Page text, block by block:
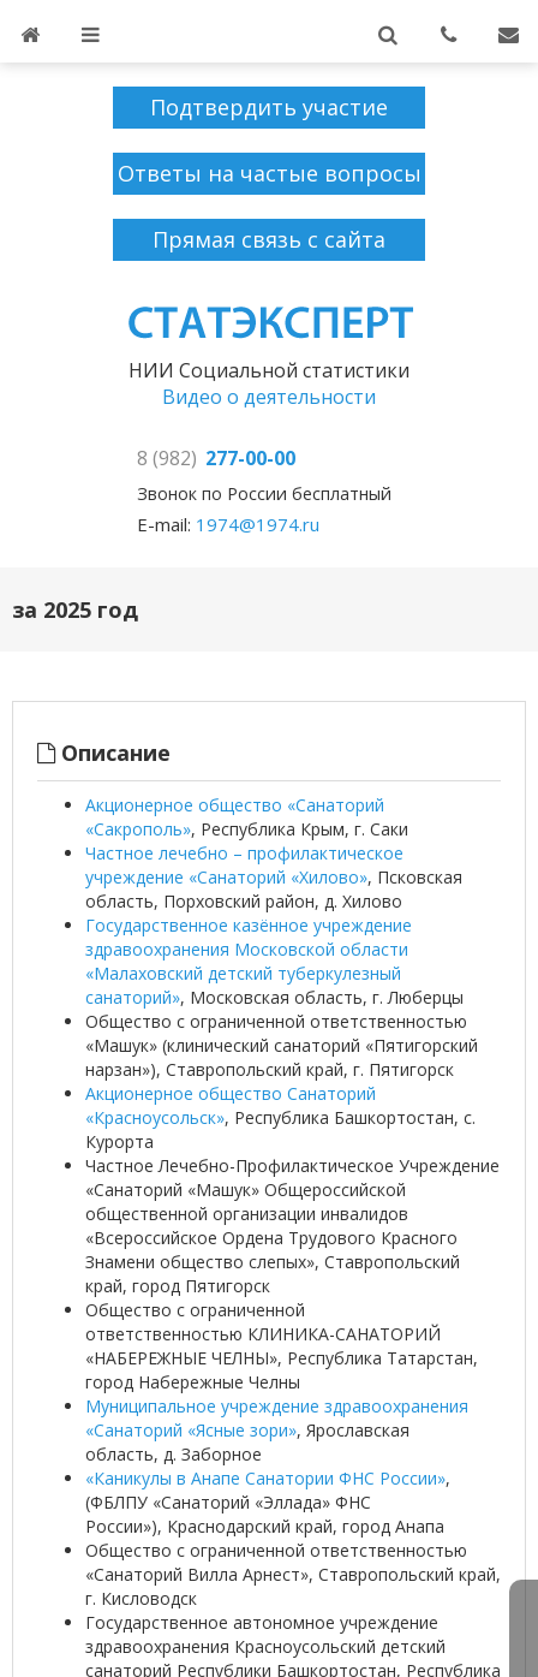
Подтвердить участие
Ответы на частые вопросы
Прямая связь с сайта
НИИ Социальной статистики
Видео о деятельности
8 (982) 277-00-00
Звонок по России бесплатный
E-mail: 1974@1974.ru
за 2025 год
Описание
Акционерное общество «Санаторий
«Сакрополь», Республика Крым, г. Саки
Частное лечебно – профилактическое
учреждение «Санаторий «Хилово», Псковская
область, Порховский район, д. Хилово
Государственное казённое учреждение
здравоохранения Московской области
«Малаховский детский туберкулезный
санаторий», Московская область, г. Люберцы
Общество с ограниченной ответственностью
«Машук» (клинический санаторий «Пятигорский
нарзан»), Ставропольский край, г. Пятигорск
Акционерное общество Санаторий
«Красноусольск», Республика Башкортостан, с.
Курорта
Частное Лечебно-Профилактическое Учреждение
«Санаторий «Машук» Общероссийской
общественной организации инвалидов
«Всероссийское Ордена Трудового Красного
Знамени общество слепых», Ставропольский
край, город Пятигорск
Общество с ограниченной
ответственностью КЛИНИКА-САНАТОРИЙ
«НАБЕРЕЖНЫЕ ЧЕЛНЫ», Республика Татарстан,
город Набережные Челны
Муниципальное учреждение здравоохранения
«Санаторий «Ясные зори», Ярославская
область, д. Заборное
«Каникулы в Анапе Санатории ФНС России»,
(ФБЛПУ «Санаторий «Эллада» ФНС
России»), Краснодарский край, город Анапа
Общество с ограниченной ответственностью
«Санаторий Вилла Арнест», Ставропольский край,
г. Кисловодск
Государственное автономное учреждение
здравоохранения Красноусольский детский
санаторий Республики Башкортостан, Республика